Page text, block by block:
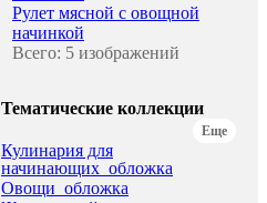
Рулет мясной с овощной
начинкой
Всего: 5 изображений
Тематические коллекции
Еще
Кулинария для
начинающих_обложка
Овощи_обложка